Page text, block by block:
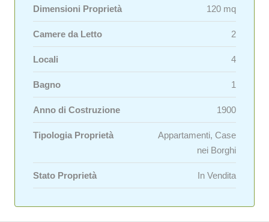
Dimensioni Proprietà 120 mq
Camere da Letto 2
Locali 4
Bagno 1
Anno di Costruzione 1900
Tipologia Proprietà
Appartamenti, Case
nei Borghi
Stato Proprietà In Vendita